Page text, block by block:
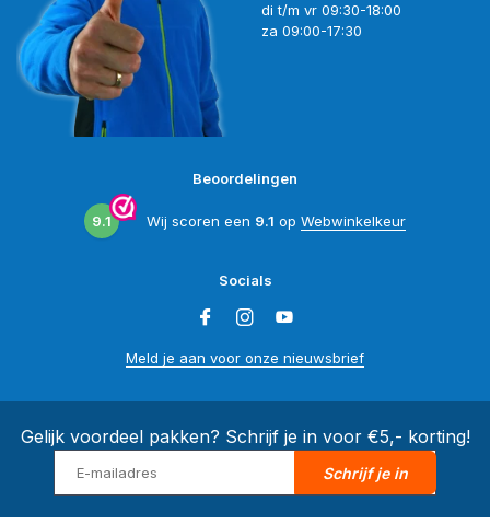
di t/m vr 09:30-18:00
za 09:00-17:30
Beoordelingen
9.1 Wij scoren een 9.1 op Webwinkelkeur
Socials
Meld je aan voor onze nieuwsbrief
Gelijk voordeel pakken? Schrijf je in voor €5,- korting!
Schrijf je in